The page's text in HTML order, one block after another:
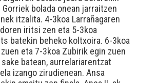
bolada onean jarraitzen
itzalita. 4-3koa Larrañagaren
iritsi zen eta 5-3koa
batekin beheko koltxoira. 6-3koa
eta 7-3koa Zubirik egin zuen
batean, aurrelariarentzat
izango zirudienean. Ansa